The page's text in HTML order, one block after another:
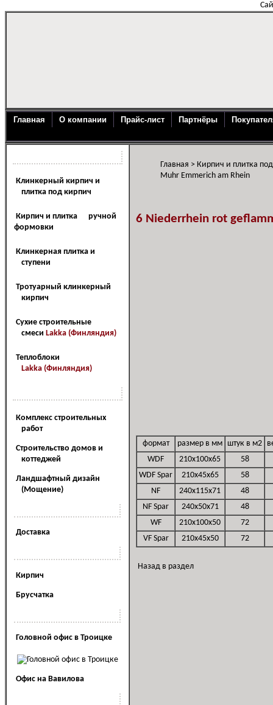
Главная О компании Прайс-лист Партнёры
Клинкерный кирпич и
плитка под кирпич
Кирпич и плитка ручной
формовки
Клинкерная плитка и
ступени
Тротуарный клинкерный
кирпич
Сухие строительные
смеси Lakka (Финляндия)
Теплоблоки
Lakka (Финляндия)
Комплекс строительных
работ
Cтроительство домов и
коттеджей
Ландшафтный дизайн
(Мощение)
Доставка
Кирпич
Брусчатка
Головной офис в Троицке
Офис на Вавилова
Главная > Кирпич и плитка
Muhr Emmerich am Rhein
6 Niederrhein rot
формат размер в мм штук в м2
WDF
210x100x65
58
WDF Spar
210x45x65
58
NF
240x115x71
48
NF Spar
240x50x71
48
WF
210x100x50
72
VF Spar
210x45x50 72
Назад в раздел